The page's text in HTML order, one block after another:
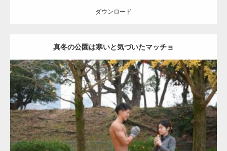
ダウンロード
真冬の公園は寒いと気づいたマッチョ
Update: 2021.07.8
Category:公園のマッチョ その他 AKIHITO(細マッチョ) 上腕三頭筋
肩
ダウンロード